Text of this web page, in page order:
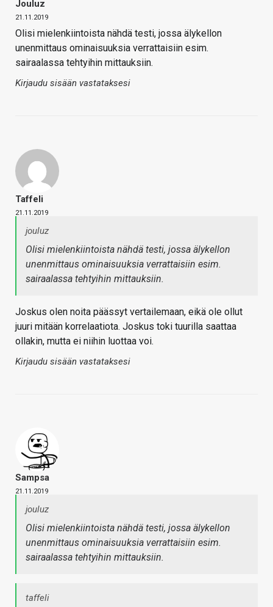
Jouluz
21.11.2019
Olisi mielenkiintoista nähdä testi, jossa älykellon
unenmittaus ominaisuuksia verrattaisiin esim.
sairaalassa tehtyihin mittauksiin.
Kirjaudu sisään vastataksesi
Taffeli
21.11.2019
jouluz
Olisi mielenkiintoista nähdä testi, jossa älykellon
unenmittaus ominaisuuksia verrattaisiin esim.
sairaalassa tehtyihin mittauksiin.
Joskus olen noita päässyt vertailemaan, eikä ole ollut
juuri mitään korrelaatiota. Joskus toki tuurilla saattaa
ollakin, mutta ei niihin luottaa voi.
Kirjaudu sisään vastataksesi
Sampsa
21.11.2019
jouluz
Olisi mielenkiintoista nähdä testi, jossa älykellon
unenmittaus ominaisuuksia verrattaisiin esim.
sairaalassa tehtyihin mittauksiin.
taffeli